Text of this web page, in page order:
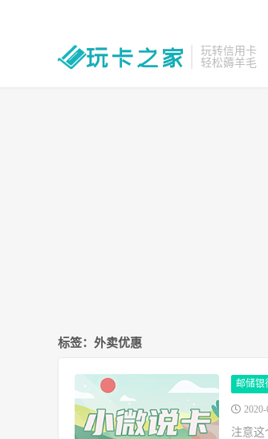
玩转信用卡
轻松薅羊毛
标签：外卖优惠
邮储银
注意这